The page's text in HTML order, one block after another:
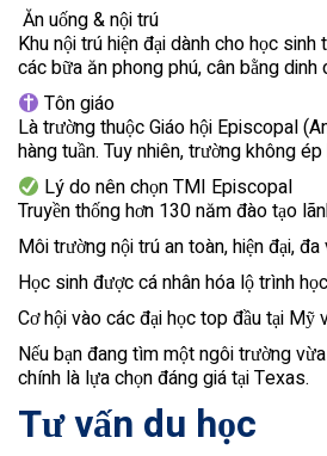
️ Ăn uống & nội trú
Khu nội trú hiện đại dành cho học
các bữa ăn phong phú, cân bằng
Tôn giáo
Là trường thuộc Giáo hội Episcopal
hàng tuần. Tuy nhiên, trường không
Lý do nên chọn TMI Episcopal
Truyền thống hơn 130 năm đào tạo
Môi trường nội trú an toàn, hiện đại, đa
Học sinh được cá nhân hóa lộ trình
Cơ hội vào các đại học top đầu tại Mỹ
Nếu bạn đang tìm một ngôi trường
chính là lựa chọn đáng giá tại Texas.
Tư vấn du học